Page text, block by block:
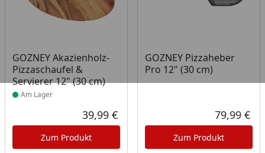
GOZNEY Akazienholz-
Pizzaschaufel &
Servierer 12" (30 cm)
Produkt am Lager
Am Lager
Aktueller Preis
39,99 €
Zum Produkt
GOZNEY Pizzaheber
Pro 12" (30 cm)
79,99 €
Zum Produkt